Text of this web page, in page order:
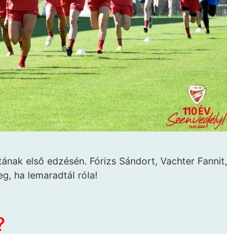
első edzésén. Fórizs Sándort, Vachter Fannit,
ha lemaradtál róla!